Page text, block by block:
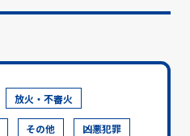
放火・不審火
その他 凶悪犯罪